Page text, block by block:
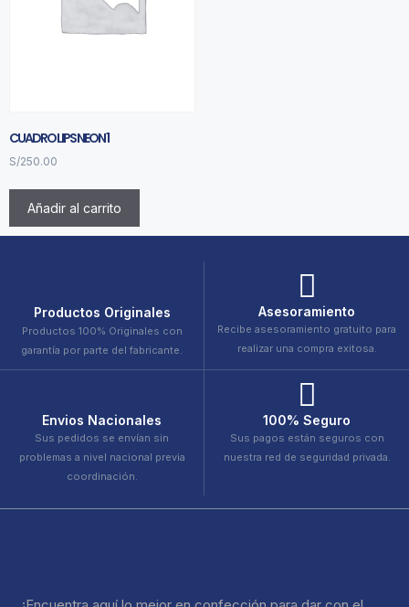
CUADRO LIPS NEON 1
S/250.00
Añadir al carrito
Productos Originales
Productos 100% Originales con
garantía por parte del fabricante.
Asesoramiento
Recibe asesoramiento gratuito para
realizar una compra exitosa.
Envios Nacionales
Sus pedidos se envían sin
problemas a nivel nacional previa
coordinación.
100% Seguro
Sus pagos están seguros con
nuestra red de seguridad privada.